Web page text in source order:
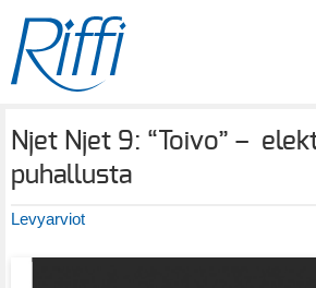
Njet Njet 9: “Toivo” –
puhallusta
Levyarviot